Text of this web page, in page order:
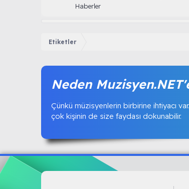
Haberler
Etiketler
Neden
Çünkü müzisyenlerin birbirine ihtiyacı
çok kişinin de size faydası dokunabilir.